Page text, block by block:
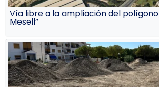
Vía libre a la ampliación del polígono
Mesell”